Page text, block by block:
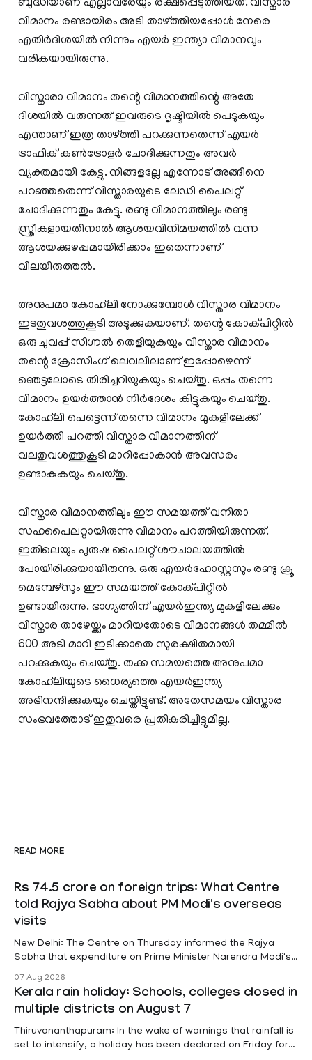
ബുദ്ധിയാണ് എല്ലാവരേയും രക്ഷപ്പെടുത്തിയത്. വിസ്താര
വിമാനം രണ്ടായിരം അടി താഴ്ത്തിയപ്പോള്‍ നേരെ
എതിര്‍ദിശയില്‍ നിന്നും എയര്‍ ഇന്ത്യാ വിമാനവും
വരികയായിരുന്നു.
വിസ്താരാ വിമാനം തന്റെ വിമാനത്തിന്റെ അതേ
ദിശയില്‍ വരുന്നത് ഇവരുടെ ദൃഷ്ടിയില്‍ പെടുകയും
എന്താണ് ഇത്ര താഴ്ത്തി പറക്കുന്നതെന്ന് എയര്‍
ട്രാഫിക് കണ്‍ട്രോളര്‍ ചോദിക്കുന്നതും അവര്‍
വ്യക്തമായി കേട്ടു. നിങ്ങളല്ലേ എന്നോട് അങ്ങിനെ
പറഞ്ഞതെന്ന് വിസ്താരയുടെ ലേഡി പൈലറ്റ്
ചോദിക്കുന്നതും കേട്ടു. രണ്ടു വിമാനത്തിലും രണ്ടു
സ്ത്രീകളായതിനാല്‍ ആശയവിനിമയത്തില്‍ വന്ന
ആശയക്കുഴപ്പമായിരിക്കാം ഇതെന്നാണ്
വിലയിരുത്തല്‍.
അനുപമാ കോഹ്‌ലി നോക്കുമ്പോള്‍ വിസ്താര വിമാനം
ഇടതുവശത്തുകൂടി അടുക്കുകയാണ്. തന്റെ കോക്പിറ്റില്‍
ഒരു ചുവപ്പ് സിഗ്നല്‍ തെളിയുകയും വിസ്താര വിമാനം
തന്റെ ക്രോസിംഗ് ലെവലിലാണ് ഇപ്പോഴെന്ന്
ഞെട്ടലോടെ തിരിച്ചറിയുകയും ചെയ്തു. ഒപ്പം തന്നെ
വിമാനം ഉയര്‍ത്താന്‍ നിര്‍ദേശം കിട്ടുകയും ചെയ്തു.
കോഹ്‌ലി പെട്ടെന്ന് തന്നെ വിമാനം മുകളിലേക്ക്
ഉയര്‍ത്തി പറത്തി വിസ്താര വിമാനത്തിന്
വലതുവശത്തുകൂടി മാറിപ്പോകാന്‍ അവസരം
ഉണ്ടാകുകയും ചെയ്തു.
വിസ്താര വിമാനത്തിലും ഈ സമയത്ത് വനിതാ
സഹപൈലറ്റായിരുന്നു വിമാനം പറത്തിയിരുന്നത്.
ഇതിലെയും പുരുഷ പൈലറ്റ് ശൗചാലയത്തില്‍
പോയിരിക്കുയായിരുന്നു. ഒരു എയര്‍ഹോസ്റ്റസും രണ്ടു ക്രൂ
മെമ്പേഴ്‌സും ഈ സമയത്ത് കോക്പിറ്റില്‍
ഉണ്ടായിരുന്നു. ഭാഗ്യത്തിന് എയര്‍ഇന്ത്യ മുകളിലേക്കും
വിസ്താര താഴേയ്ക്കും മാറിയതോടെ വിമാനങ്ങള്‍ തമ്മില്‍
600 അടി മാറി ഇടിക്കാതെ സുരക്ഷിതമായി
പറക്കുകയും ചെയ്തു. തക്ക സമയത്തെ അനുപമാ
കോഹ്‌ലിയുടെ ധൈര്യത്തെ എയര്‍ഇന്ത്യ
അഭിനന്ദിക്കുകയും ചെയ്തിട്ടുണ്ട്. അതേസമയം വിസ്താര
സംഭവത്തോട് ഇതുവരെ പ്രതികരിച്ചിട്ടുമില്ല.
READ MORE
Rs 74.5 crore on foreign trips: What Centre
told Rajya Sabha about PM Modi's overseas
visits
New Delhi: The Centre on Thursday informed the Rajya
Sabha that expenditure on Prime Minister Narendra Modi's
information was provided by Minister of State for External
Affairs Pabitra Margherita in a written reply to questions
raised
07 Aug 2026
Kerala rain holiday: Schools, colleges closed in
multiple districts on August 7
Thiruvananthapuram: In the wake of warnings that rainfall is
set to intensify, a holiday has been declared on Friday for